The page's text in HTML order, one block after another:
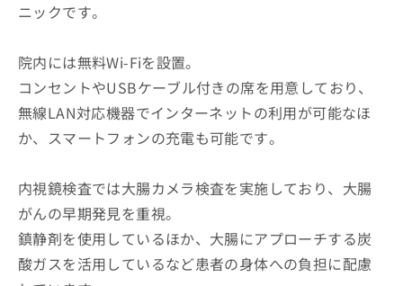
ニックです。
院内には無料Wi-Fiを設置。
コンセントやUSBケーブル付きの席を用意しており、
無線LAN対応機器でインターネットの利用が可能なほ
か、スマートフォンの充電も可能です。
内視鏡検査では大腸カメラ検査を実施しており、大腸
がんの早期発見を重視。
鎮静剤を使用しているほか、大腸にアプローチする炭
酸ガスを活用しているなど患者の身体への負担に配慮